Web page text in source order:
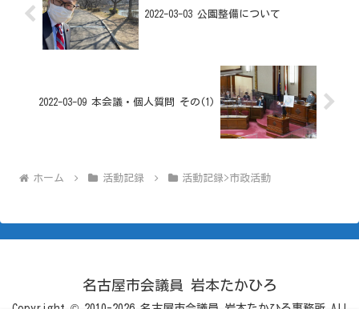
2022-03-03 公園整備について
2022-03-09 本会議・個人質問 その(1)
ホーム 活動記録 活動記録>市政活動
名古屋市会議員 岩本たかひろ